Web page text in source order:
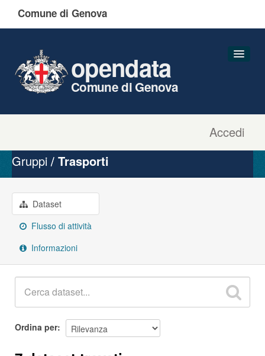
Comune di Genova
Accedi
opendata
Comune di Genova
Organizzazioni
Gruppi
Informazioni
Gruppi Trasporti
Dataset
Flusso di attività
Informazioni
Ordina per